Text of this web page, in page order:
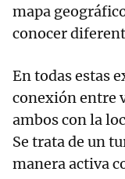
mapa
conocer
En todas estas
conexión entre
ambos con la
Se trata de un
manera activa